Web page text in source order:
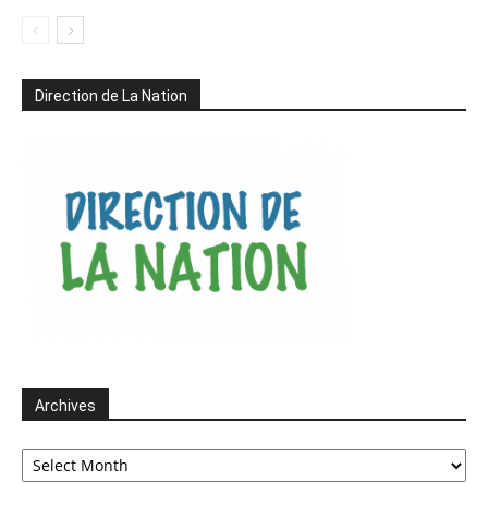
Direction de La Nation
Archives
Archives